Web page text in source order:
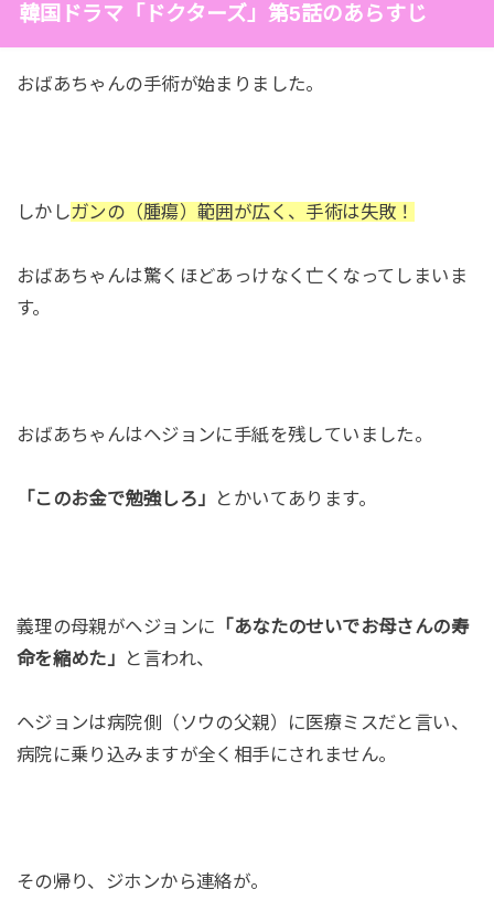
韓国ドラマ「ドクターズ」第5話のあらすじ
おばあちゃんの手術が始まりました。
しかしガンの（腫瘍）範囲が広く、手術は失敗！
おばあちゃんは驚くほどあっけなく亡くなってしまいま
す。
おばあちゃんはヘジョンに手紙を残していました。
「このお金で勉強しろ」 とかいてあります。
義理の母親がヘジョンに 「あなたのせいでお母さんの寿
命を縮めた」
と言われ、
ヘジョンは病院側（ソウの父親）に医療ミスだと言い、
病院に乗り込みますが全く相手にされません。
その帰り、ジホンから連絡が。